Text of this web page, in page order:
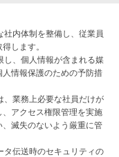
社内体制を整備し、従業員
します。
し、個人情報が含まれる媒
情報保護のための予防措
、業務上必要な社員だけが
アクセス権限管理を実施
滅失のないよう厳重に管
タ伝送時のセキュリティの